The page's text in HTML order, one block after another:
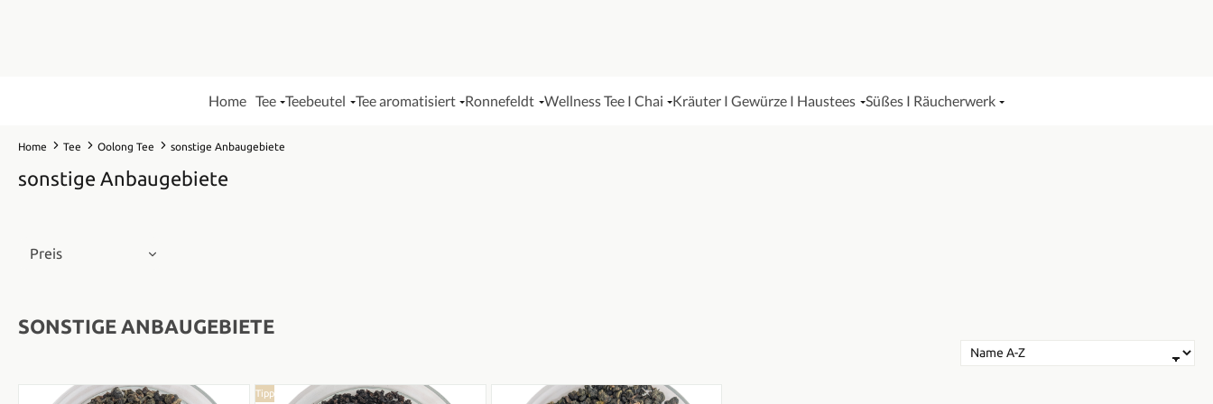
Home Tee Teebeutel Tee aromatisiert Ronnefeldt Wellness Tee I Chai Kräuter I Gewürze I Haustees Süßes I Räucherwerk
Home Tee Oolong Tee sonstige Anbaugebiete
sonstige Anbaugebiete
Preis
SONSTIGE ANBAUGEBIETE
Tipp